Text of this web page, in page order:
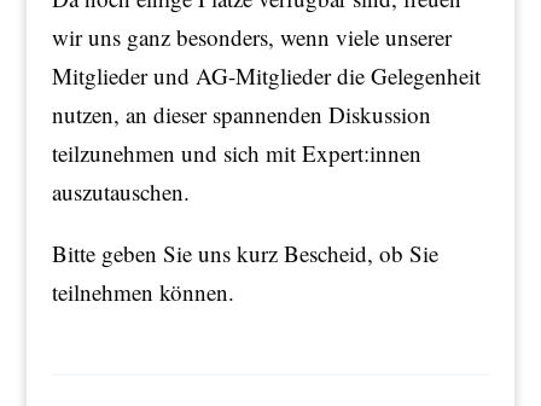
wir uns ganz besonders, wenn viele unserer
Mitglieder und AG-Mitglieder die Gelegenheit
nutzen, an dieser spannenden Diskussion
teilzunehmen und sich mit Expert:innen
auszutauschen.
Bitte geben Sie uns kurz Bescheid, ob Sie
teilnehmen können.